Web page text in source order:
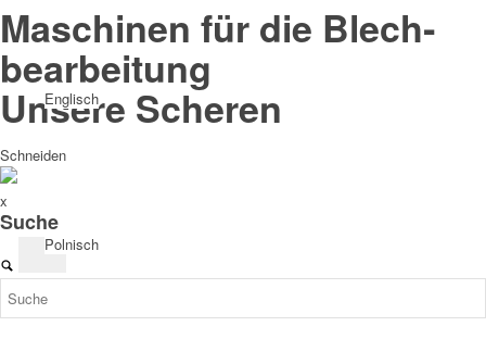
Englisch
Polnisch
Maschinen für die Blech­
bearbeitung
Unsere Scheren
Schneiden
x
Suche